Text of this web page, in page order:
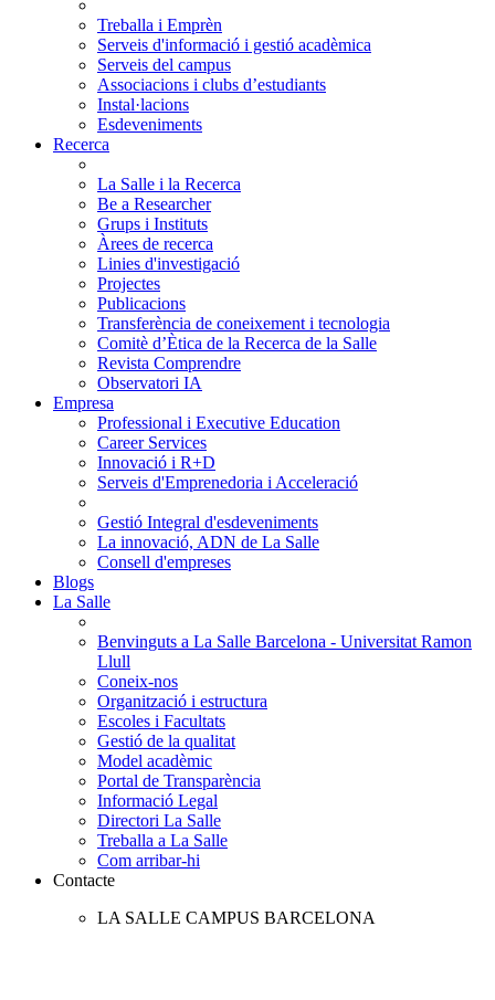
Treballa i Emprèn
Serveis d'informació i gestió acadèmica
Serveis del campus
Associacions i clubs d’estudiants
Instal·lacions
Esdeveniments
Recerca
La Salle i la Recerca
Be a Researcher
Grups i Instituts
Àrees de recerca
Linies d'investigació
Projectes
Publicacions
Transferència de coneixement i tecnologia
Comitè d’Ètica de la Recerca de la Salle
Revista Comprendre
Observatori IA
Empresa
Professional i Executive Education
Career Services
Innovació i R+D
Serveis d'Emprenedoria i Acceleració
Gestió Integral d'esdeveniments
La innovació, ADN de La Salle
Consell d'empreses
Blogs
La Salle
Benvinguts a La Salle Barcelona - Universitat Ramon
Llull
Coneix-nos
Organització i estructura
Escoles i Facultats
Gestió de la qualitat
Model acadèmic
Portal de Transparència
Informació Legal
Directori La Salle
Treballa a La Salle
Com arribar-hi
Contacte
LA SALLE CAMPUS BARCELONA